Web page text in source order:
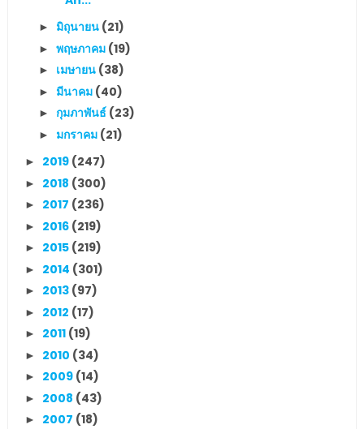
► มิถุนายน (21)
► พฤษภาคม (19)
► เมษายน (38)
► มีนาคม (40)
► กุมภาพันธ์ (23)
► มกราคม (21)
► 2019 (247)
► 2018 (300)
► 2017 (236)
► 2016 (219)
► 2015 (219)
► 2014 (301)
► 2013 (97)
► 2012 (17)
► 2011 (19)
► 2010 (34)
► 2009 (14)
► 2008 (43)
► 2007 (18)